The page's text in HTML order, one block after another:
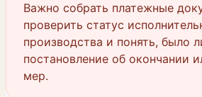
Важно собрать платежные
проверить статус
производства и понять, было
постановление об окончании
мер.